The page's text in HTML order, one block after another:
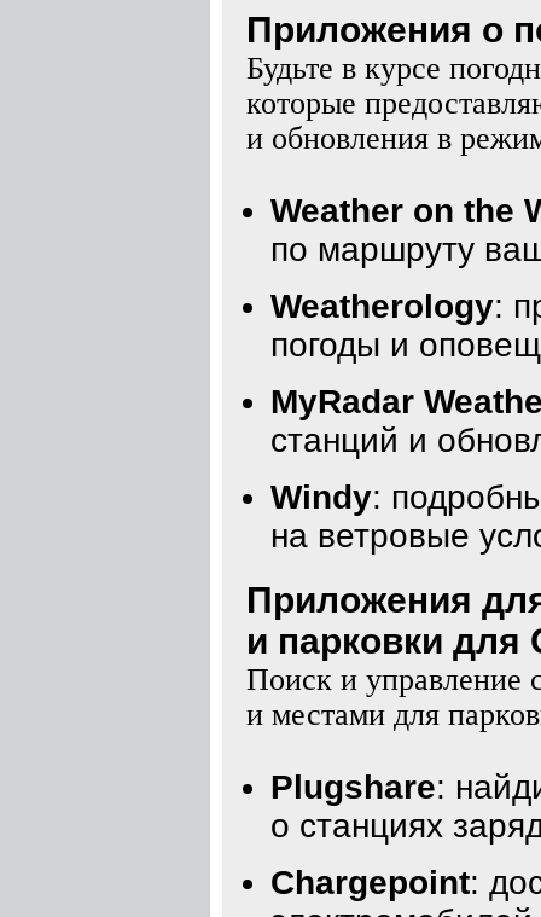
Приложения о
Будьте в курсе
которые
и обновления в
Weather on the
по маршруту
Weatherology:
погоды и
MyRadar
станций и
Windy:
на ветровые
Приложения
и парковки для
Поиск и управление
и местами для
Plugshare:
о станциях
Chargepoint: